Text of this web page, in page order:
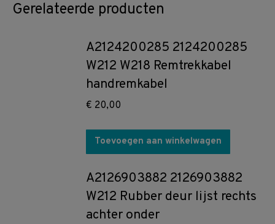
Gerelateerde producten
A2124200285 2124200285
W212 W218 Remtrekkabel
handremkabel
€ 20,00
Toevoegen aan winkelwagen
A2126903882 2126903882
W212 Rubber deur lijst rechts
achter onder